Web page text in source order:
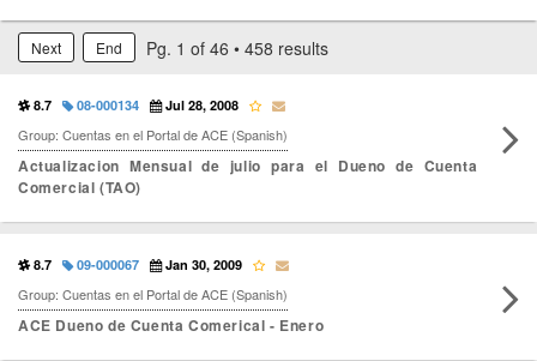
Next End Pg. 1 of 46 • 458 results
8.7 08-000134 Jul 28, 2008
Group: Cuentas en el Portal de ACE (Spanish)
Actualizacion Mensual de julio para el Dueno de Cuenta
Comercial (TAO)
8.7 09-000067 Jan 30, 2009
Group: Cuentas en el Portal de ACE (Spanish)
ACE Dueno de Cuenta Comerical - Enero